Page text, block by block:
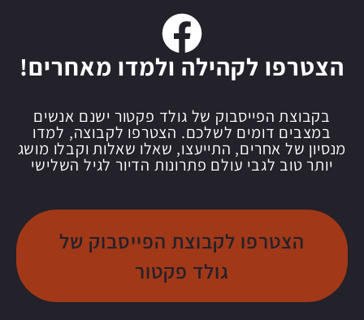
הצטרפו לקהילה ולמדו מאחרים!
בקבוצת הפייסבוק של גולד פקטור ישנם אנשים
במצבים דומים לשלכם. הצטרפו לקבוצה, למדו
מנסיון של אחרים, התייעצו, שאלו שאלות וקבלו מושג
יותר טוב לגבי עולם פתרונות הדיור לגיל השלישי
הצטרפו לקבוצת הפייסבוק של
גולד פקטור